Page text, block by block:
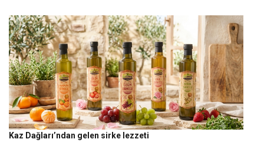
Kaz Dağları’ndan gelen sirke lezzeti